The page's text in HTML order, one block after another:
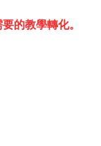
的教學轉化。